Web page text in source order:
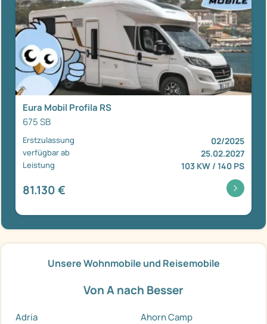
Eura Mobil Profila RS
675 SB
Erstzulassung 02/2025
verfügbar ab 25.02.2027
Leistung 103 KW / 140 PS
81.130 €
Unsere Wohnmobile und Reisemobile
Von A nach Besser
Adria
Ahorn Camp